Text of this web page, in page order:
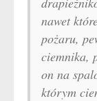
nawet
pożaru,
ciemnika,
on na
którym